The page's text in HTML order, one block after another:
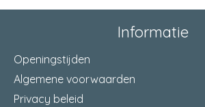
Informatie
Openingstijden
Algemene voorwaarden
Privacy beleid